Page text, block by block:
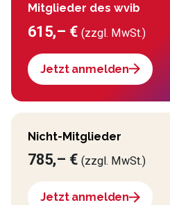
Mitglieder des wvib
615,– €(zzgl. MwSt.)
Jetzt anmelden
Nicht-Mitglieder
785,– €(zzgl. MwSt.)
Jetzt anmelden